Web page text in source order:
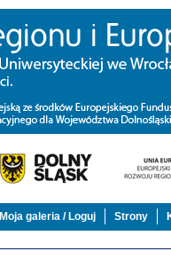
Moja galeria / Loguj Strony